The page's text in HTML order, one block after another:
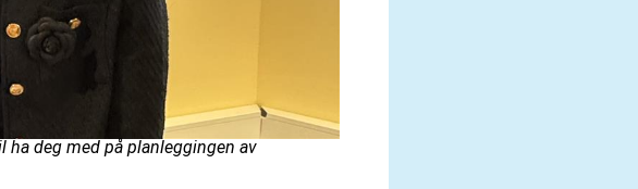
ha deg med på planleggingen av